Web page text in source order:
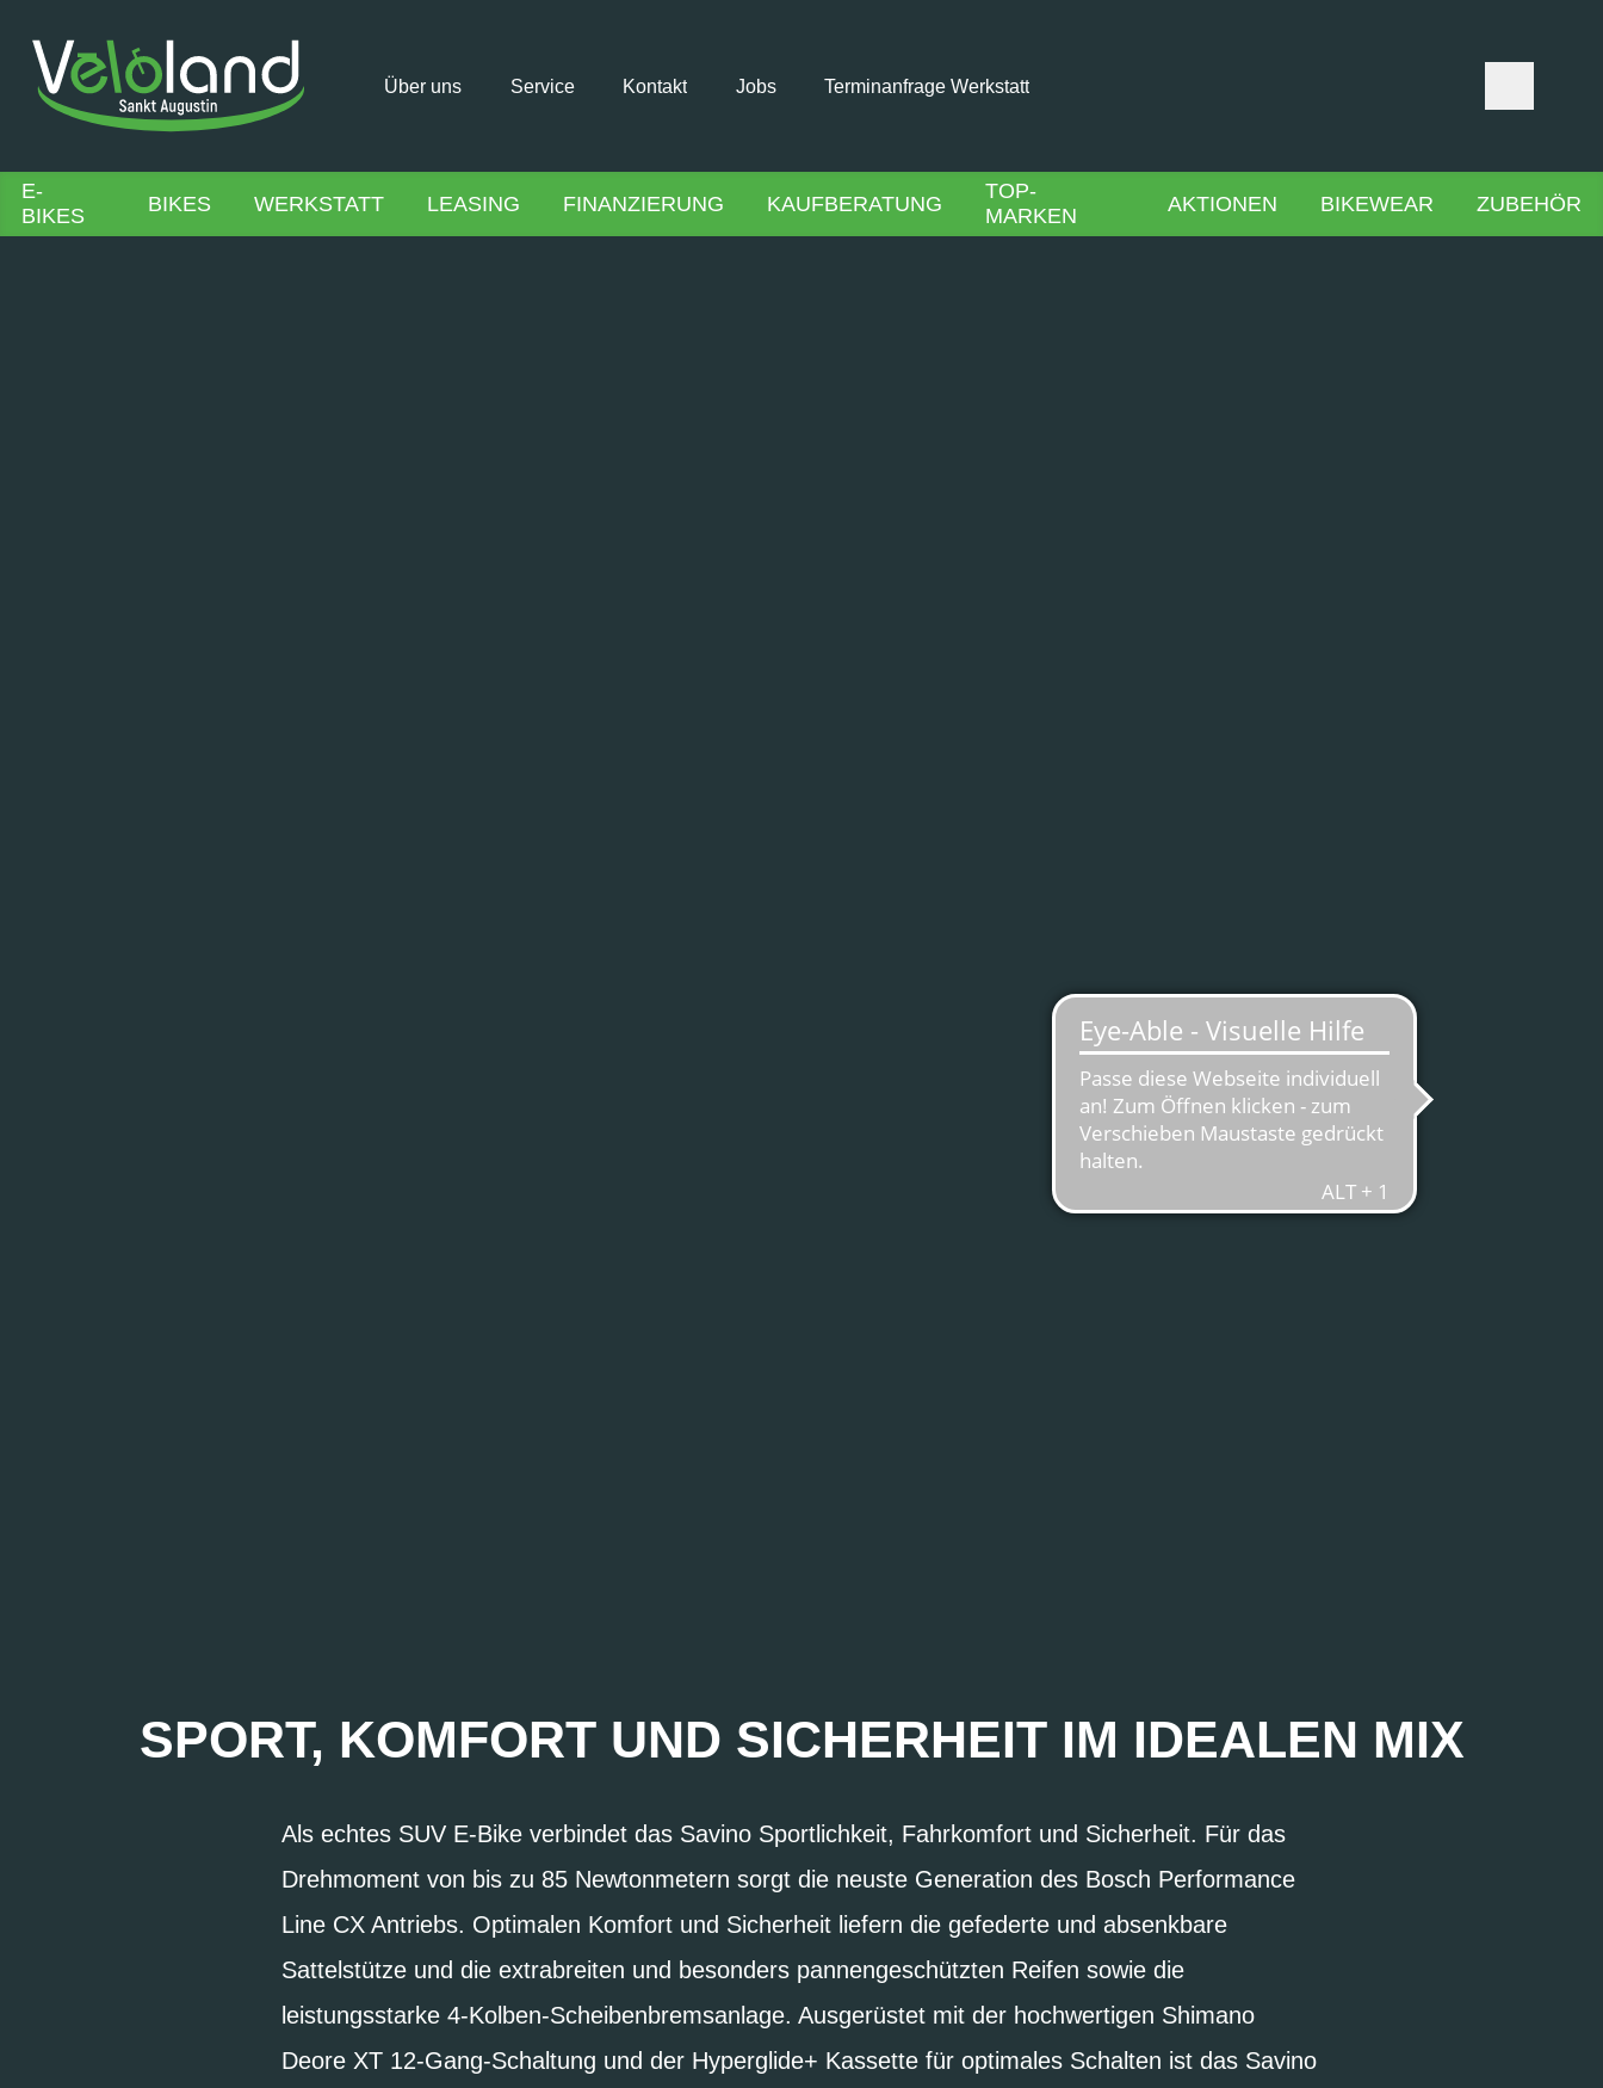
Über uns Service Kontakt Jobs Terminanfrage Werkstatt
E-
BIKES
BIKES WERKSTATT LEASING FINANZIERUNG KAUFBERATUNG
TOP-
MARKEN
AKTIONEN BIKEWEAR ZUBEHÖR
SPORT, KOMFORT UND SICHERHEIT IM IDEALEN MIX
Als echtes SUV E-Bike verbindet das Savino Sportlichkeit, Fahrkomfort und Sicherheit. Für das
Drehmoment von bis zu 85 Newtonmetern sorgt die neuste Generation des Bosch Performance
Line CX Antriebs. Optimalen Komfort und Sicherheit liefern die gefederte und absenkbare
Sattelstütze und die extrabreiten und besonders pannengeschützten Reifen sowie die
leistungsstarke 4-Kolben-Scheibenbremsanlage. Ausgerüstet mit der hochwertigen Shimano
Deore XT 12-Gang-Schaltung und der Hyperglide+ Kassette für optimales Schalten ist das Savino